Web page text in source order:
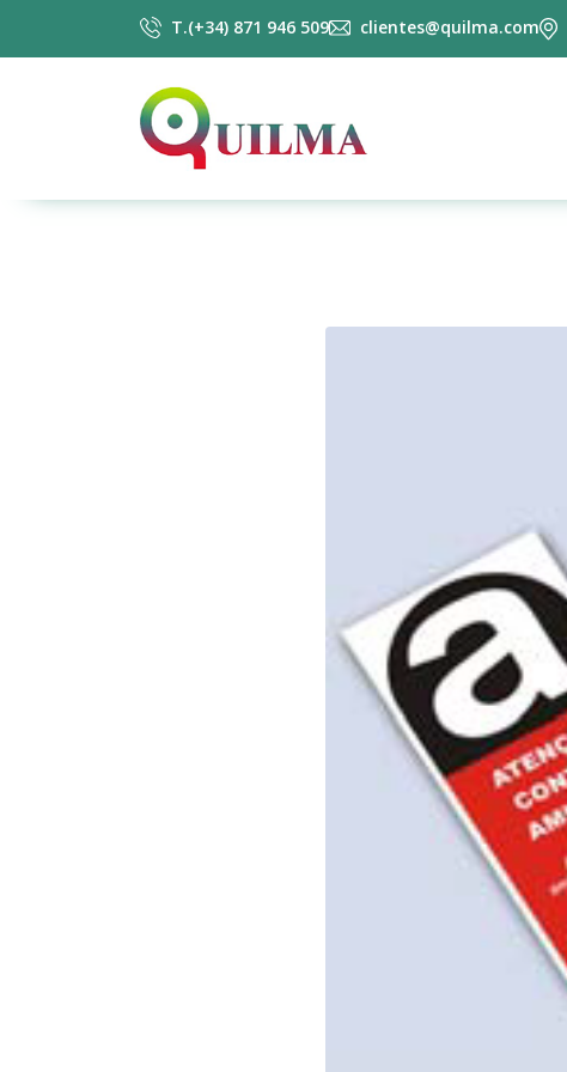
T.(+34) 871 946 509 clientes@quilma.com